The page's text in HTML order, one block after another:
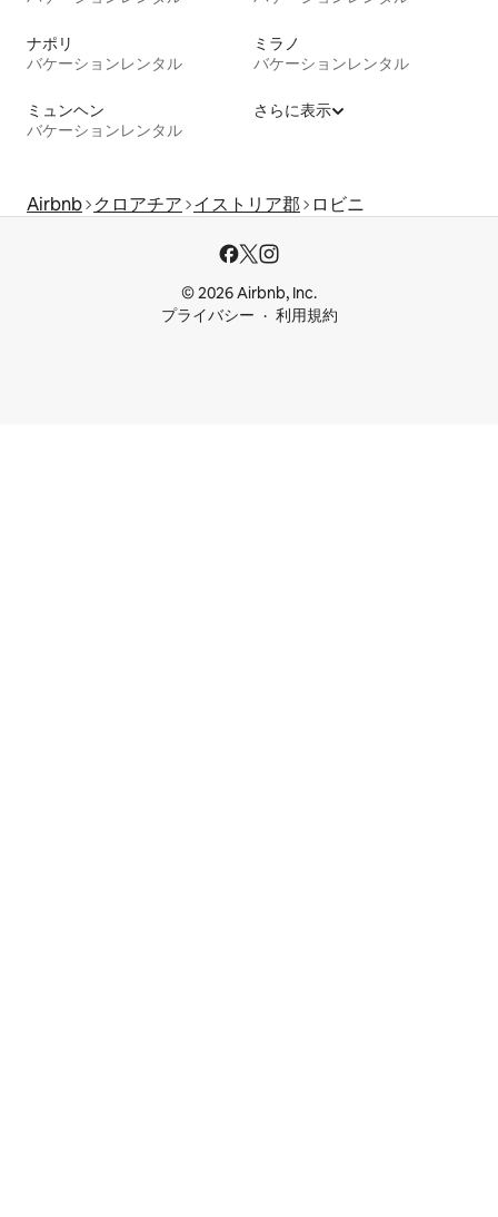
ナポリ
バケーションレンタル
ミラノ
バケーションレンタル
ミュンヘン
バケーションレンタル
さらに表示
Airbnb クロアチア イストリア郡 ロビニ
© 2026 Airbnb, Inc.
プライバシー
利用規約